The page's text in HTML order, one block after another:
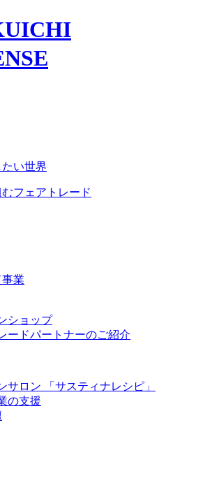
い世界
フェアトレード
業
ショップ
ードパートナーのご紹介
サロン 「サスティナレシピ」
の支援